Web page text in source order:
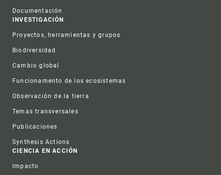
Documentación
INVESTIGACIÓN
Proyectos, herramientas y grupos
Biodiversidad
Cambio global
Funcionamento de los ecosistemas
Observación de la tierra
Temas transversales
Publicaciones
Synthesis Actions
CIENCIA EN ACCIÓN
Impacto